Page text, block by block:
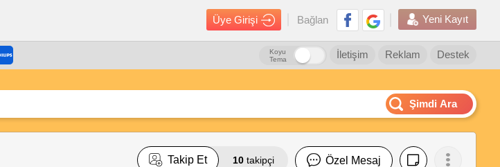
Üye Girişi Bağlan Yeni Kayıt
Destek
Reklam
İletişim
Koyu
Tema
Şimdi Ara
Takip Et 10 takipçi Özel Mesaj